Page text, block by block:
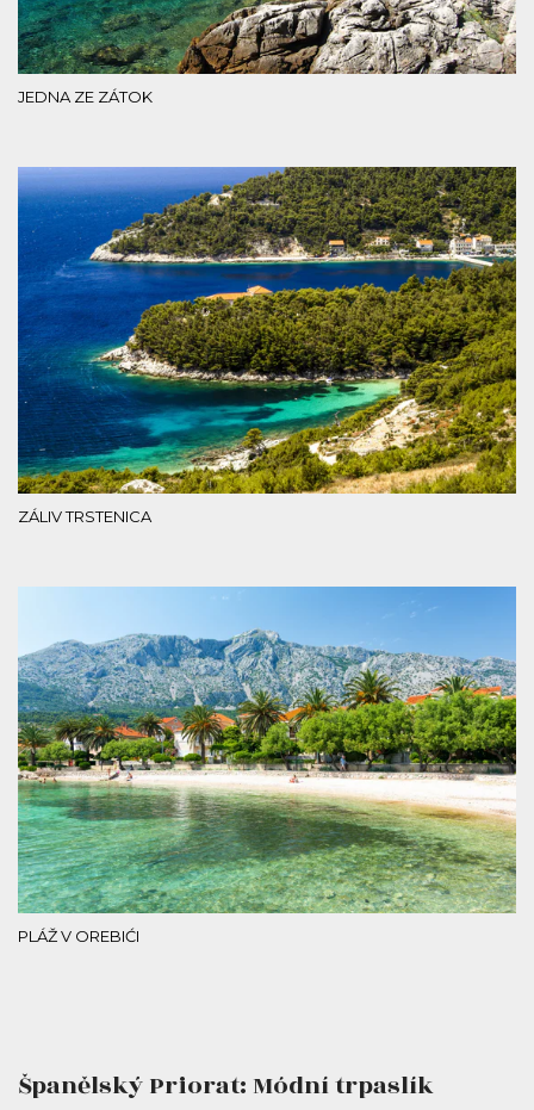
JEDNA ZE ZÁTOK
ZÁLIV TRSTENICA
PLÁŽ V OREBIĆI
Španělský Priorat: Módní trpaslík